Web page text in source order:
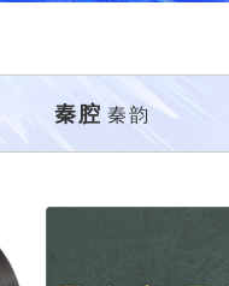
秦腔 秦韵